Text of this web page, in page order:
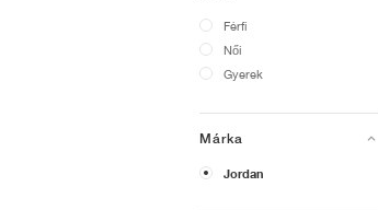
Férfi
Női
Gyerek
Márka
Jordan